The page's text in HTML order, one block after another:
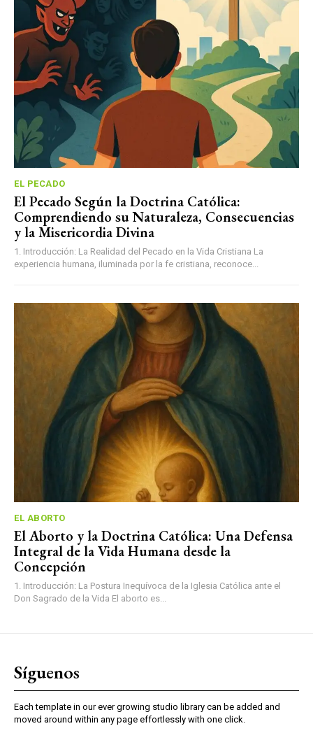
EL PECADO
El Pecado Según la Doctrina Católica:
Comprendiendo su Naturaleza, Consecuencias
y la Misericordia Divina
1. Introducción: La Realidad del Pecado en la Vida Cristiana La
experiencia humana, iluminada por la fe cristiana, reconoce...
EL ABORTO
El Aborto y la Doctrina Católica: Una Defensa
Integral de la Vida Humana desde la
Concepción
1. Introducción: La Postura Inequívoca de la Iglesia Católica ante el
Don Sagrado de la Vida El aborto es...
Síguenos
Each template in our ever growing studio library can be added and
moved around within any page effortlessly with one click.